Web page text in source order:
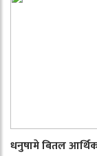
धनुषामे बितल